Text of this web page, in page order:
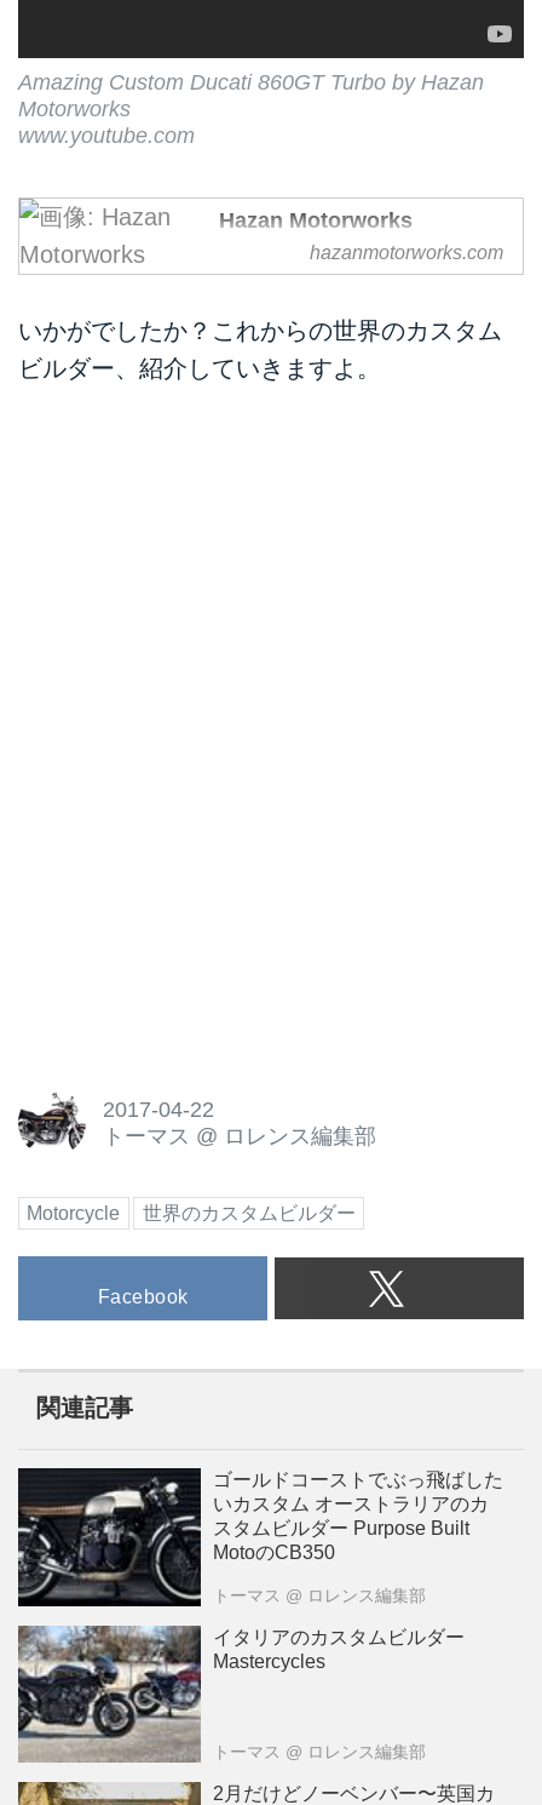
Amazing Custom Ducati 860GT Turbo by Hazan
Motorworks
www.youtube.com
Hazan Motorworks
hazanmotorworks.com
いかがでしたか？これからの世界のカスタム
ビルダー、紹介していきますよ。
2017-04-22
トーマス @ ロレンス編集部
Motorcycle 世界のカスタムビルダー
Facebook
関連記事
ゴールドコーストでぶっ飛ばした
いカスタム オーストラリアのカ
スタムビルダー Purpose Built
MotoのCB350
トーマス @ ロレンス編集部
イタリアのカスタムビルダー
Mastercycles
トーマス @ ロレンス編集部
2月だけどノーベンバー〜英国カ